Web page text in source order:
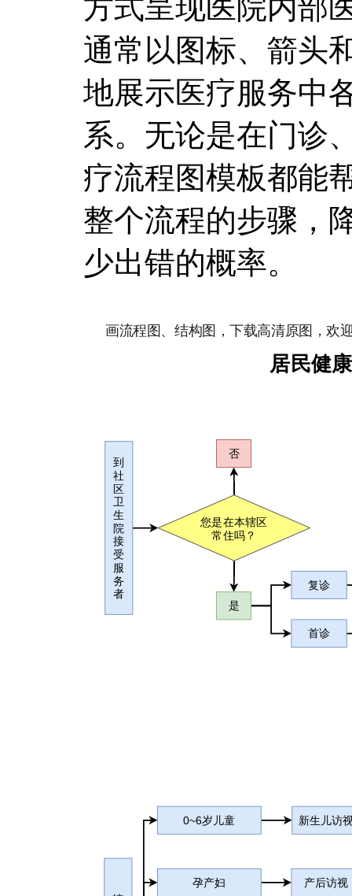
方式呈现医院内部
通常以图标、箭头
地展示医疗服务中
系。无论是在门诊
疗流程图模板都能
整个流程的步骤，
少出错的概率。